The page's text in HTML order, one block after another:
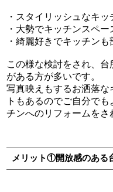
・スタイリッシュなキ
・大勢でキッチンスペ
・綺麗好きでキッチン
この様な検討をされ、
がある方が多いです。
写真映えもするお洒落な
トもあるのでご自分で
チンへのリフォームをさ
メリット①開放感のある